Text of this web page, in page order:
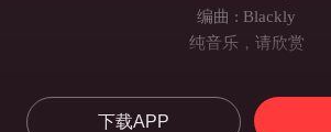
编曲 : Blackly
纯音乐，请欣赏
下载APP